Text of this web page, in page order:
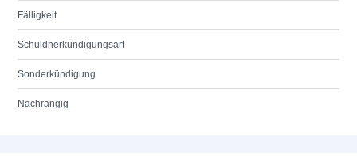
Fälligkeit
Schuldnerkündigungsart
Sonderkündigung
Nachrangig